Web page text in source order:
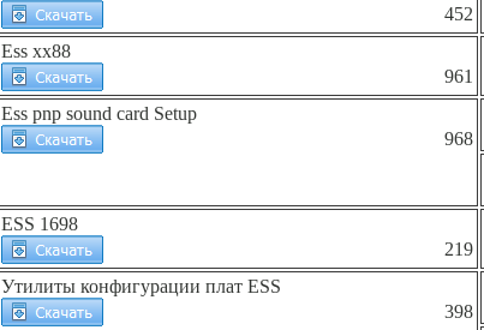
452
Ess xx88
961
Ess pnp sound card Setup
968
ESS 1698
219
Утилиты конфигурации плат ESS
398